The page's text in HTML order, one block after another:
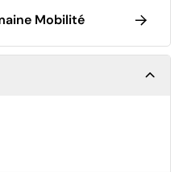
Mobilité